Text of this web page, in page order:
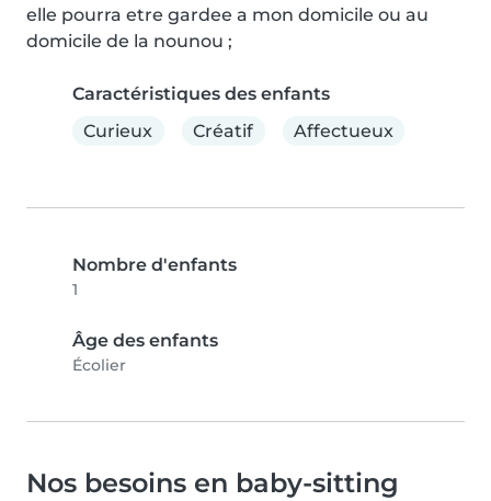
elle pourra etre gardee a mon domicile ou au
domicile de la nounou ;
Caractéristiques des enfants
Curieux
Créatif Affectueux
Nombre d'enfants
1
Âge des enfants
Écolier
Nos besoins en baby-sitting